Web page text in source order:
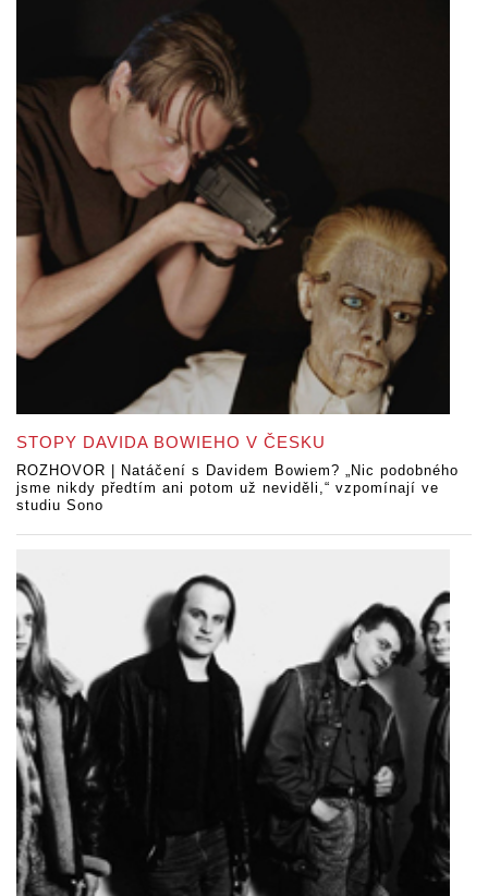
STOPY DAVIDA BOWIEHO V ČESKU
ROZHOVOR | Natáčení s Davidem Bowiem? „Nic podobného
jsme nikdy předtím ani potom už neviděli,“ vzpomínají ve
studiu Sono